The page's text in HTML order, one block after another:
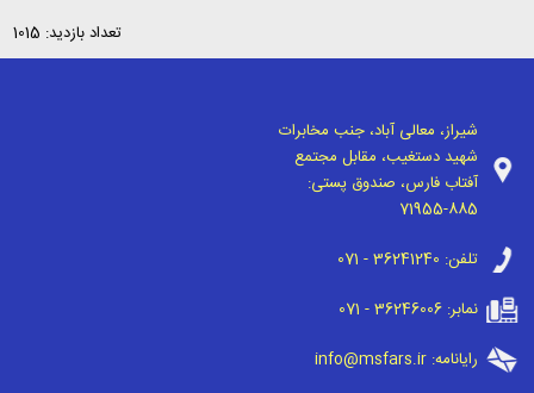
تعداد بازدید: 1015
شیراز، معالی آباد، جنب مخابرات
شهید دستغیب، مقابل مجتمع
آفتاب فارس، صندوق پستی:
71955-885
تلفن: 071 - 36241240
نمابر:071 - 36246006
رایانامه:info@msfars.ir